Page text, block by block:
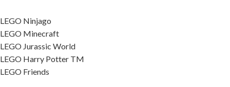
LEGO Ninjago
LEGO Minecraft
LEGO Jurassic World
LEGO Harry Potter TM
LEGO Friends